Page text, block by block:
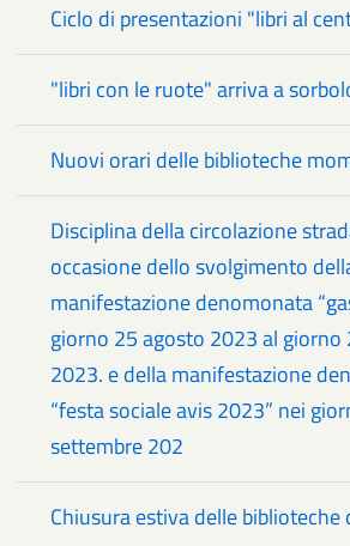
Ciclo di presentazioni "libri al
"libri con le ruote" arriva a
Nuovi orari delle biblioteche
Disciplina della circolazione
occasione dello svolgimento
manifestazione denomonata
giorno 25 agosto 2023 al giorno
2023. e della manifestazione
“festa sociale avis 2023” nei
settembre 202
Chiusura estiva delle biblioteche